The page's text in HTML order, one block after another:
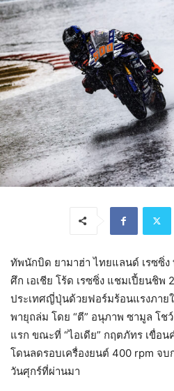
ทัพนักบิด ยามาฮ่า ไทยแลนด์ เรซซิ่
ศึก เอเชีย โร้ด เรซซิ่ง แชมเปี้ยนชิพ
ประเทศญี่ปุ่นด้วยฟอร์มร้อนแรงภาย
พายุถล่ม โดย “ตี” อนุภาพ ซามูล โช
แรก ขณะที่ “ไอเดีย” กฤตภัทร เขื่อ
โดนลดรอบเครื่องยนต์ 400 rpm จบ
วันศุกร์ที่ผ่านมา